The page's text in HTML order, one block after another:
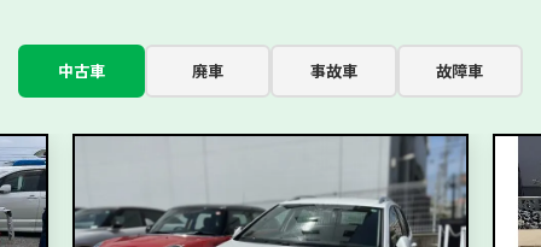
中古車 廃車 事故車 故障車